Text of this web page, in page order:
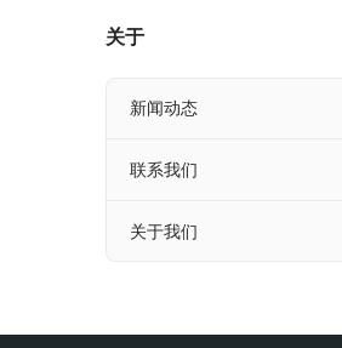
关于
新闻动态
联系我们
关于我们